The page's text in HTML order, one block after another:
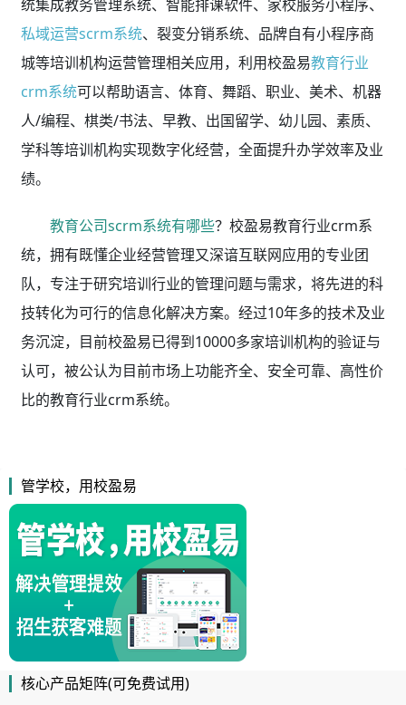
统集成教务管理系统、智能排课软件、家校服务小程序、
私域运营scrm系统、裂变分销系统、品牌自有小程序商
城等培训机构运营管理相关应用，利用校盈易教育行业
crm系统可以帮助语言、体育、舞蹈、职业、美术、机器
人/编程、棋类/书法、早教、出国留学、幼儿园、素质、
学科等培训机构实现数字化经营，全面提升办学效率及业
绩。
教育公司scrm系统有哪些？校盈易教育行业crm系
统，拥有既懂企业经营管理又深谙互联网应用的专业团
队，专注于研究培训行业的管理问题与需求，将先进的科
技转化为可行的信息化解决方案。经过10年多的技术及业
务沉淀，目前校盈易已得到10000多家培训机构的验证与
认可，被公认为目前市场上功能齐全、安全可靠、高性价
比的教育行业crm系统。
管学校，用校盈易
核心产品矩阵(可免费试用)